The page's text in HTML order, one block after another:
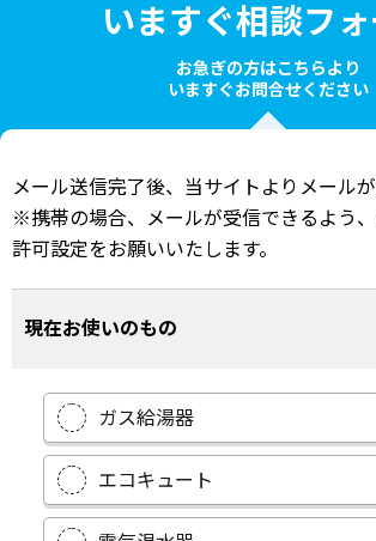
いますぐ相談フ
お急ぎの方はこちらより
いますぐお問合せください
メール送信完了後、当サイトよりメールが
※携帯の場合、メールが受信できるよう
許可設定をお願いいたします。
現在お使いのもの
ガス給湯器
エコキュート